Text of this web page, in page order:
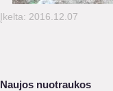
Įkelta: 2016.12.07
Naujos nuotraukos